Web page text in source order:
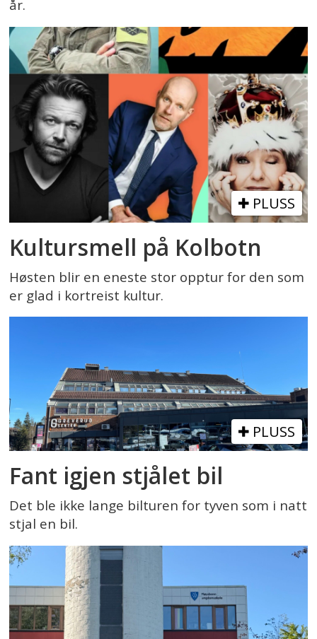
år.
PLUSS
Kultursmell på Kolbotn
Høsten blir en eneste stor opptur for den som
er glad i kortreist kultur.
PLUSS
Fant igjen stjålet bil
Det ble ikke lange bilturen for tyven som i natt
stjal en bil.